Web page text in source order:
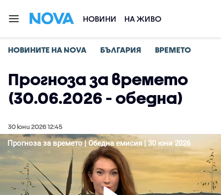
НОВИНИ НА ЖИВО
НОВИНИТЕ НА NOVA БЪЛГАРИЯ ВРЕМЕТО
Прогноза за времето
(30.06.2026 - обедна)
30 юни 2026 12:45